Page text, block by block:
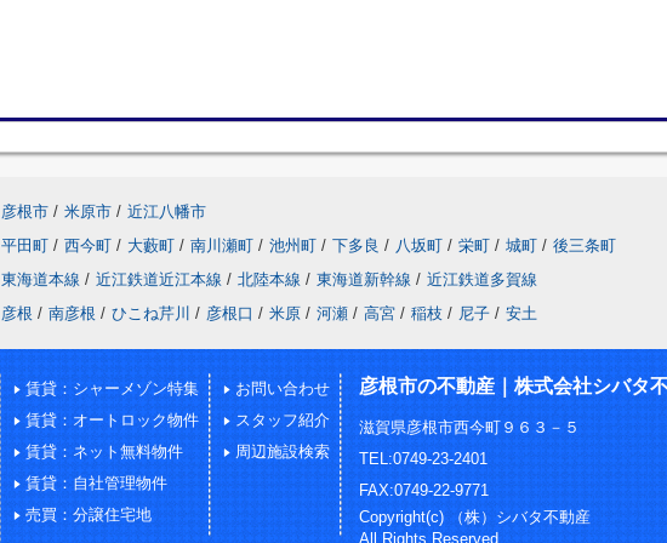
彦根市 / 米原市 / 近江八幡市
平田町 / 西今町 / 大藪町 / 南川瀬町 / 池州町 / 下多良 / 八坂町 / 栄町 / 城町 / 後三条町
東海道本線 / 近江鉄道近江本線 / 北陸本線 / 東海道新幹線 / 近江鉄道多賀線
彦根 / 南彦根 / ひこね芹川 / 彦根口 / 米原 / 河瀬 / 高宮 / 稲枝 / 尼子 / 安土
賃貸：シャーメゾン特集
賃貸：オートロック物件
賃貸：ネット無料物件
賃貸：自社管理物件
売買：分譲住宅地
お問い合わせ
スタッフ紹介
周辺施設検索
彦根市の不動産｜株式会社シバタ
滋賀県彦根市西今町９６３－５
TEL:0749-23-2401
FAX:0749-22-9771
Copyright(c) （株）シバタ不動産
All Rights Reserved.